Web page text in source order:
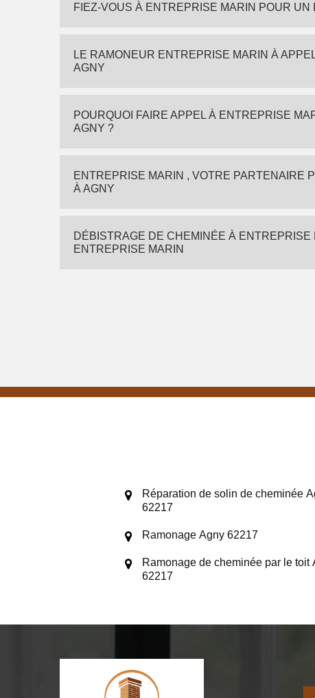
FIEZ-VOUS À ENTREPRISE MARIN POUR UN
LE RAMONEUR ENTREPRISE MARIN À
AGNY
POURQUOI FAIRE APPEL À ENTREPRISE
AGNY ?
ENTREPRISE MARIN , VOTRE PARTENAIRE
À AGNY
DÉBISTRAGE DE CHEMINÉE À ENTREPRISE
ENTREPRISE MARIN
Réparation de solin de cheminée
62217
Ramonage Agny 62217
Ramonage de cheminée par le toit
62217